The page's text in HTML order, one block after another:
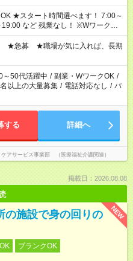
～
ど 残業なし！ ※Wワークの
40時間超の就業はご案内できませ
以上勤務は社会保険への加入対象
日雇い派遣の原則禁止）により、
内が難しい場合があります
★急募 ★職場が気に入れば、長期
～50代活躍中 / 副業・WワークOK /
以上の大量募集 / 電話対応なし / パ
する 詳細へ
アサービス事業部 （医療福祉介護関連）
掲載日：2026.08.08
NEW
施設で身の回りの
ブランクOK